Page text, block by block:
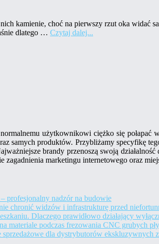
kamienie, choć na pierwszy rzut oka
dlatego … Czytaj dalej...
użytkownikowi ciężko się
samych produktów. Przybliżamy specyfikę
brandy przenoszą swoją
zagadnienia marketingu internetowego oraz
profesjonalny nadzór na budowie
chronić widzów i infrastrukturę przed
Dlaczego prawidłowo działający
materiale podczas frezowania CNC grubych
sprzedażowe dla dystrybutorów ekskluzywnych